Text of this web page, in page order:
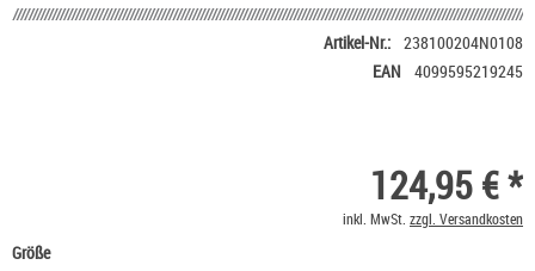
Artikel-Nr.: 238100204N0108
EAN
4099595219245
124,95 € *
inkl. MwSt. zzgl. Versandkosten
Größe